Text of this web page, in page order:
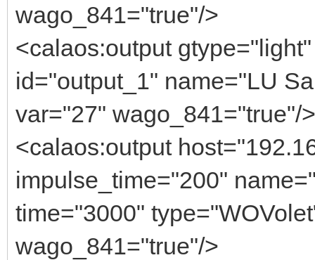
wago_841="true"/>
<calaos:output
id="output_1" name="LU
var="27" wago_841="true"/>
<calaos:output
impulse_time="200"
time="3000"
wago_841="true"/>